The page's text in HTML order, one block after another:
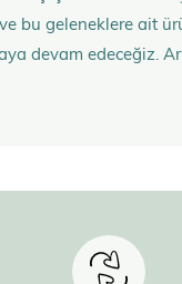
bu geleneklere ait
devam edeceğiz.